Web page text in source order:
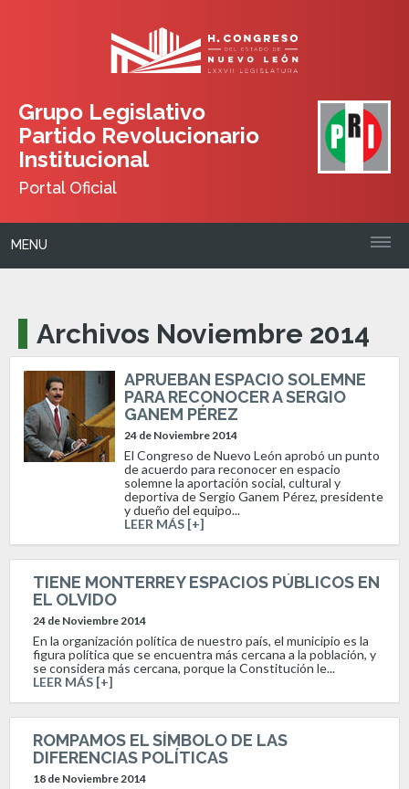
Grupo Legislativo
Partido Revolucionario
Institucional
Portal Oficial
MENU
Archivos Noviembre 2014
APRUEBAN ESPACIO SOLEMNE
PARA RECONOCER A SERGIO
GANEM PÉREZ
24 de Noviembre 2014
El Congreso de Nuevo León aprobó un punto
de acuerdo para reconocer en espacio
solemne la aportación social, cultural y
deportiva de Sergio Ganem Pérez, presidente
y dueño del equipo...
LEER MÁS [+]
TIENE MONTERREY ESPACIOS PÚBLICOS EN
EL OLVIDO
24 de Noviembre 2014
En la organización política de nuestro país, el municipio es la
figura política que se encuentra más cercana a la población, y
se considera más cercana, porque la Constitución le...
LEER MÁS [+]
ROMPAMOS EL SÍMBOLO DE LAS
DIFERENCIAS POLÍTICAS
18 de Noviembre 2014